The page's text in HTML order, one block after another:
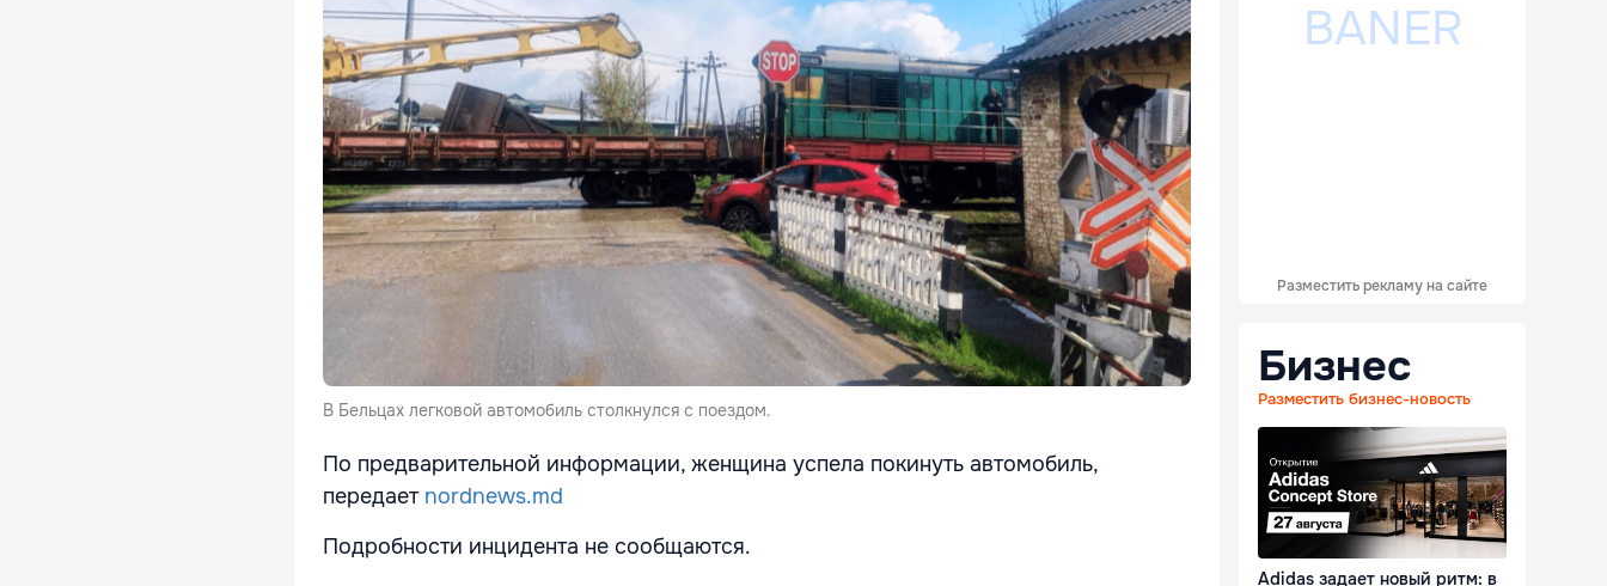
В Бельцах легковой автомобиль столкнулся с поездом.
По предварительной информации, женщина успела покинуть автомобиль,
передает nordnews.md
Подробности инцидента не сообщаются.
Разместить рекламу на сайте
Бизнес
Разместить бизнес-новость
Adidas задает новый ритм: в